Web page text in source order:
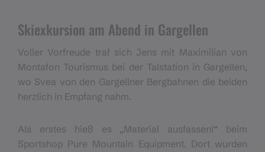
Skiexkursion am Abend in Gargellen
Voller Vorfreude traf sich Jens mit Maximilian von
Montafon Tourismus bei der Talstation in Gargellen,
wo Svea von den Gargellner Bergbahnen die beiden
herzlich in Empfang nahm.
Als erstes hieß es „Material ausfassen!“ beim
Sportshop Pure Mountain Equipment. Dort wurden